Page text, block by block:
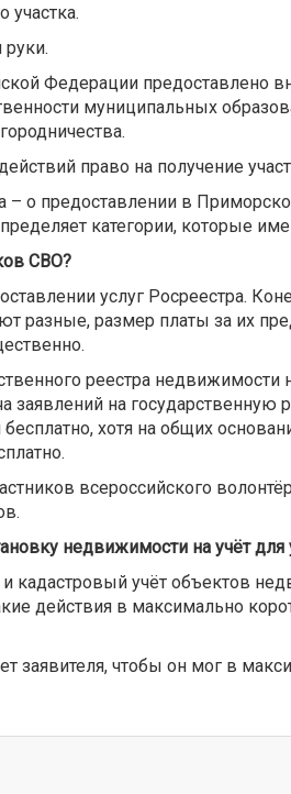
участка.
руки.
Федерации предоставлено
муниципальных
право на получение
о предоставлении в
категории, которые
СВО?
услуг Росреестра.
разные, размер платы за их
реестра
заявлений на
хотя на общих
всероссийского
недвижимости на учёт для
кадастровый учёт объектов
действия в максимально
чтобы он мог в